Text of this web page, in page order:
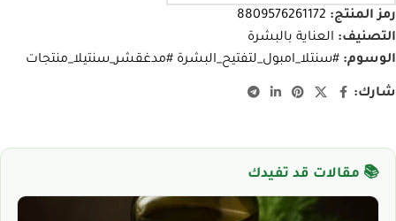
رمز المنتج: 8809576261172
التصنيف: العناية بالبشرة
الوسوم: #سنتلا_امبول_لتفتيح_البشرة #مدغقشر_سنتيلا_منتجات
شارك:
📚 مقالات قد تفيدك